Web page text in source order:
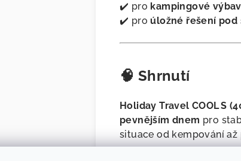
✔️ pro kampingové
✔️ proúložné řešení pod
🧠 Shrnutí
Holiday Travel COOL S
pevnějším dnem pro
situace od kempování